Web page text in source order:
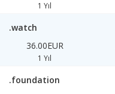
1 Yıl
.watch
36.00EUR
1 Yıl
.foundation